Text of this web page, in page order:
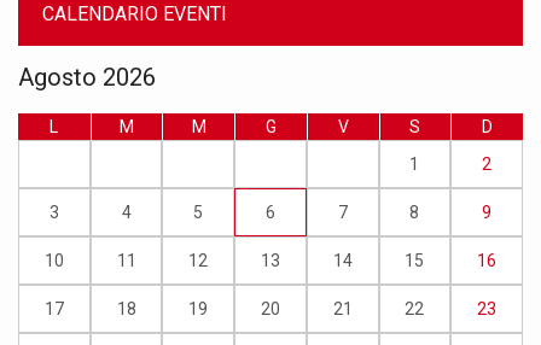
CALENDARIO EVENTI
Agosto 2026
L M M G V S
D
1
2
3 4 5 6 7 8 9
10 11 12 13 14 15 16
17 18 19 20 21 22 23